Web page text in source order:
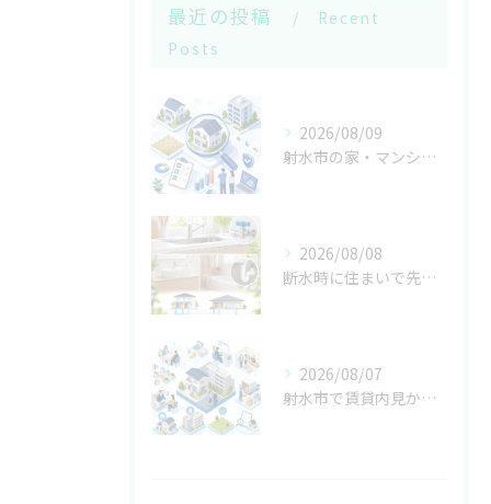
最近の投稿
Recent
Posts
2026/08/09
射水市の家・マンション・土地売却は査定の種類を確認
2026/08/08
断水時に住まいで先に確認する給水と排水の扱い
2026/08/07
射水市で賃貸内見から売却無料査定まで対応する